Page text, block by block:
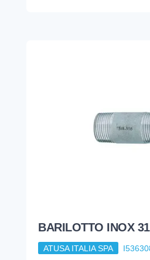
BARILOTTO INOX
ATUSA ITALIA SPA